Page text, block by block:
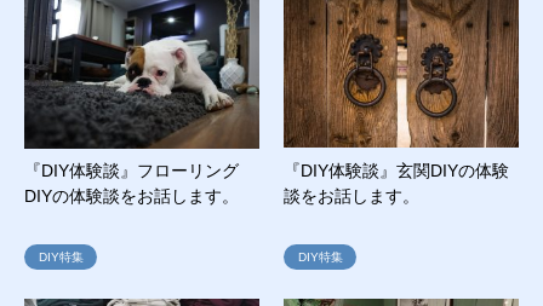
『DIY体験談』フローリング
DIYの体験談をお話します。
DIY特集
『DIY体験談』玄関DIYの体験
談をお話します。
DIY特集